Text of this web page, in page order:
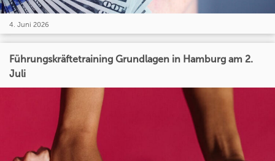
4. Juni 2026
Führungskräftetraining Grundlagen in Hamburg am 2.
Juli